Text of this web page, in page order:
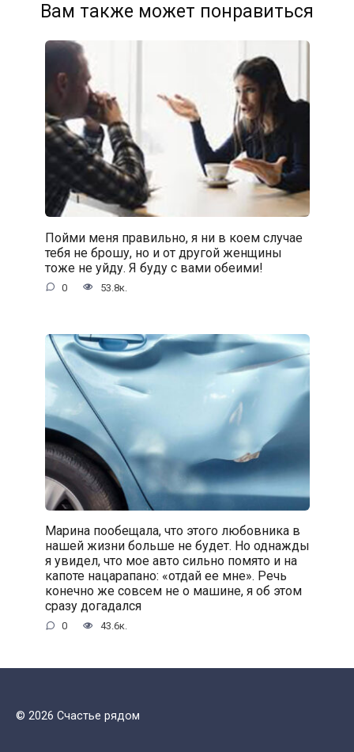
Вам также может понравиться
Пойми меня правильно, я ни в коем случае
тебя не брошу, но и от другой женщины
тоже не уйду. Я буду с вами обеими!
0 53.8к.
Марина пообещала, что этого любовника в
нашей жизни больше не будет. Но однажды
я увидел, что мое авто сильно помято и на
капоте нацарапано: «отдай ее мне». Речь
конечно же совсем не о машине, я об этом
сразу догадался
0 43.6к.
© 2026 Счастье рядом